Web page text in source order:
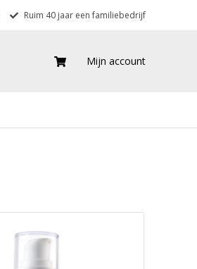
Ruim 40 jaar een familiebedrijf
Mijn account